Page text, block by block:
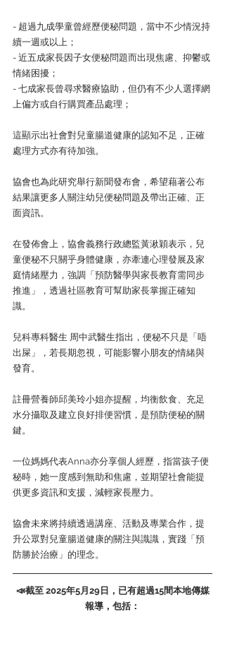
- 超過九成學童曾經歷便秘問題，當中不少情況持
續一週或以上；
- 近五成家長因子女便秘問題而出現焦慮、抑鬱或
情緒困擾；
- 七成家長曾尋求醫療協助，但仍有不少人選擇網
上偏方或自行購買產品處理；
這顯示出社會對兒童腸道健康的認知不足，正確
處理方式亦有待加強。
協會也為此研究舉行新聞發布會，希望藉著公布
結果讓更多人關注幼兒便秘問題及帶出正確、正
面資訊。
在發佈會上，協會義務行政總監黃湫穎表示，兒
童便秘不只關乎身體健康，亦牽連心理發展及家
庭情緒壓力，強調「預防醫學與家長教育需同步
推進」，透過社區教育可幫助家長掌握正確知
識。
兒科專科醫生 周中武醫生指出，便秘不只是「唔
出屎」，若長期忽視，可能影響小朋友的情緒與
發育。
註冊營養師邱美玲小姐亦提醒，均衡飲食、充足
水分攝取及建立良好排便習慣，是預防便秘的關
鍵。
一位媽媽代表Anna亦分享個人經歷，指當孩子便
秘時，她一度感到無助和焦慮，並期望社會能提
供更多資訊和支援，減輕家長壓力。
協會未來將持續透過講座、活動及專業合作，提
升公眾對兒童腸道健康的關注與識識，實踐「預
防勝於治療」的理念。
📣截至 2025年5月29日，已有超過15間本地傳媒
報導，包括：